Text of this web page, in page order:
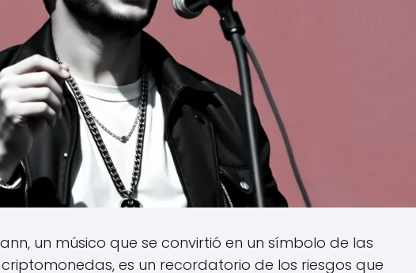
un músico que se convirtió en un símbolo de las
es un recordatorio de los riesgos que